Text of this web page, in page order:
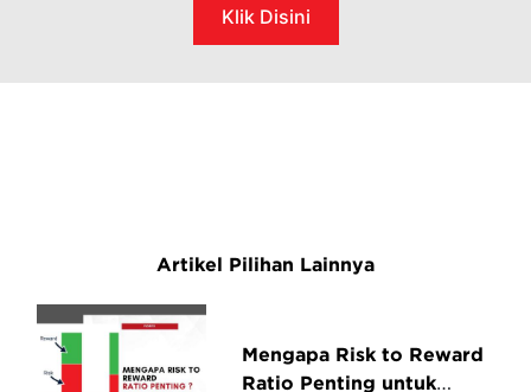
Klik Disini
Artikel Pilihan Lainnya
Mengapa Risk to Reward
Ratio Penting untuk